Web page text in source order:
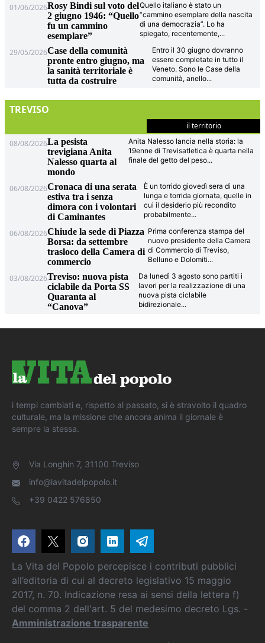
01/06/2026Rosy Bindi sul voto del
2 giugno 1946: “Quello
fu un cammino
esemplare”
Quello italiano è stato un
“cammino esemplare della nascita
di una democrazia”. Lo ha
spiegato, recentemente,...
29/05/2026Case della comunità
pronte entro giugno, ma
la sanità territoriale è
tutta da costruire
Entro il 30 giugno dovranno
essere completate in tutto il
Veneto. Sono le Case della
comunità, anello...
TREVISO
il territorio
08/08/2026La pesista
trevigiana Anita
Nalesso quarta al
mondo
Anita Nalesso lancia nella storia: la
19enne di Trevisatletica è quarta nella
finale del getto del peso...
06/08/2026Cronaca di una serata
estiva tra i senza
dimora con i volontari
di Caminantes
È un torrido giovedì sera di una
lunga e torrida giornata, quelle in
cui il desiderio più recondito
probabilmente...
06/08/2026Chiude la sede di Piazza
Borsa: da settembre
trasloco della Camera di
commercio
Prima conferenza stampa del
nuovo presidente della Camera
di Commercio di Treviso,
Belluno e Dolomiti...
03/08/2026Treviso: nuova pista
ciclabile da Porta SS
Quaranta al
“Canova”
Da lunedì 3 agosto sono partiti i
lavori per la realizzazione di una
nuova pista ciclabile
bidirezionale...
i tempi cambiati e, rispetto al passato, si è stravolto il quadro
culturale, ma la missione che ancora anima il giornale è
sempre la stessa.
Via Longhin 7, 31100 Treviso
info@lavitadelpopolo.it
+39 0422 576850
La Vita del Popolo percepisce i contributi pubblici
all’editoria di cui al decreto legislativo 15 maggio
2017, n. 70. Indicazione resa ai sensi della lettera f)
del comma 2 dell'art. 5 del medesimo decreto Lgs. -
Amministrazione trasparente